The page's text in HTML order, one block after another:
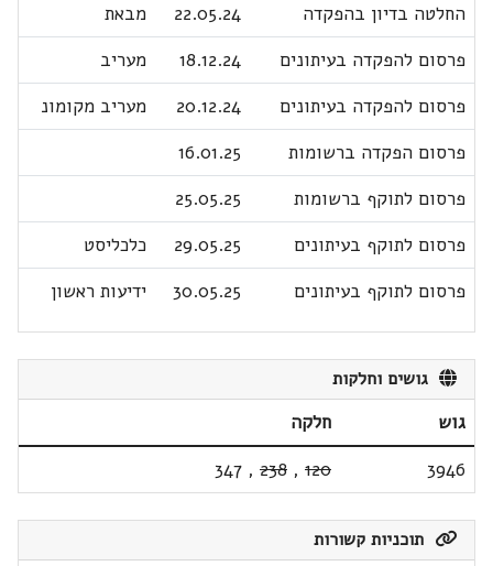
החלטה בדיון בהפקדה
22.05.24
מבאת
פרסום להפקדה בעיתונים
18.12.24
מעריב
פרסום להפקדה בעיתונים
20.12.24
מעריב מקומונ
פרסום הפקדה ברשומות
16.01.25
פרסום לתוקף ברשומות
25.05.25
פרסום לתוקף בעיתונים
29.05.25
כלכליסט
פרסום לתוקף בעיתונים
30.05.25 ידיעות ראשון
גושים וחלקות
גוש
חלקה
3946
120
,
238
,
347
תוכניות קשורות